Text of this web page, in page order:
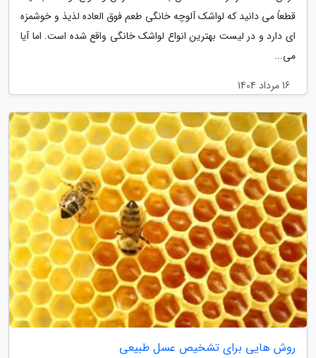
قطعاً می دانید که لواشک آلوچه خانگی طعم فوق العاده لذیذ و خوشمزه
ای دارد و در لیست بهترین انواع لواشک خانگی واقع شده است. اما آیا
می...
16 مرداد 1404
روش هایی برای تشخیص عسل طبیعی